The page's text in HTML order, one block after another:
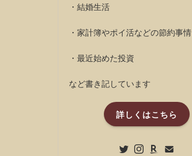
・結婚生活
・家計簿やポイ活などの節約事情
・最近始めた投資
など書き記しています
詳しくはこちら